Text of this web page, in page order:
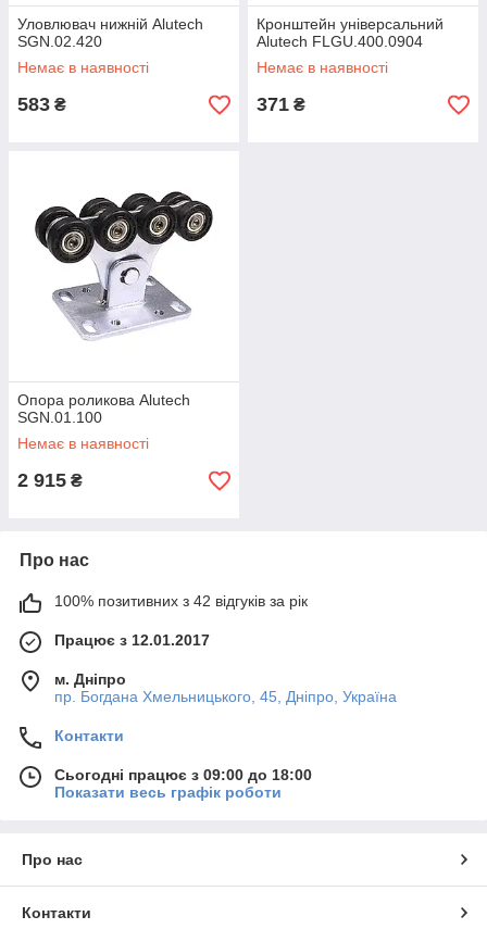
Уловлювач нижній Alutech
SGN.02.420
Немає в наявності
583 ₴
Кронштейн універсальний
Alutech FLGU.400.0904
Немає в наявності
371 ₴
Опора роликова Alutech
SGN.01.100
Немає в наявності
2 915 ₴
Про нас
100% позитивних з 42 відгуків за рік
Працює з 12.01.2017
м. Дніпро
пр. Богдана Хмельницького, 45, Дніпро, Україна
Контакти
Сьогодні працює з 09:00 до 18:00
Показати весь графік роботи
Про нас
Контакти